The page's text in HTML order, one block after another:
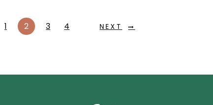
1 2 3 4 NEXT